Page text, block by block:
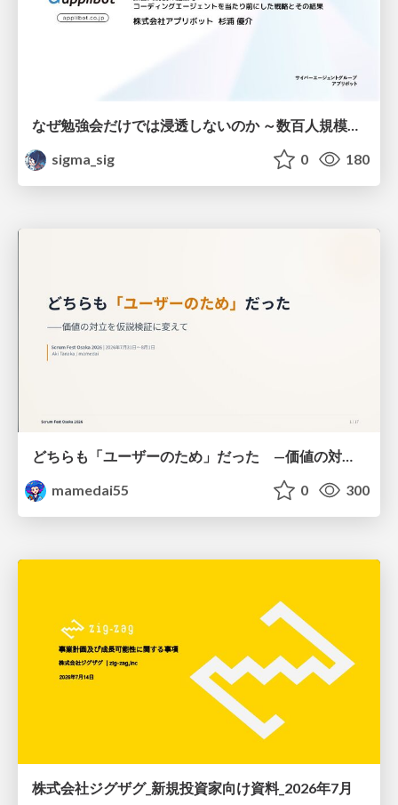
sigma_sig
0 180
どちらも「ユーザーのため」だった —価値の対立を仮説検証に変えて #Scrumfest Osaka 2026
mamedai55
0 300
株式会社ジグザグ_新規投資家向け資料_2026年7月